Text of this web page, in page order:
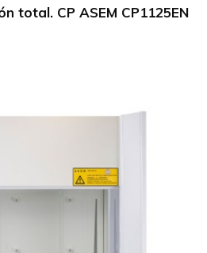
total. CP ASEM CP1125EN